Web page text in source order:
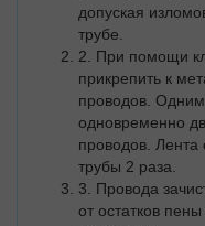
допуская
трубе.
2. При помощи
прикрепить к
проводов.
одновременно
проводов. Лента
трубы 2 раза.
3. Провода
от остатков